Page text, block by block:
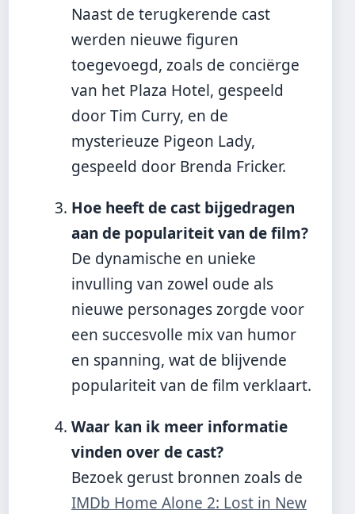
Naast de terugkerende cast
werden nieuwe figuren
toegevoegd, zoals de conciërge
van het Plaza Hotel, gespeeld
door Tim Curry, en de
mysterieuze Pigeon Lady,
gespeeld door Brenda Fricker.
Hoe heeft de cast bijgedragen
aan de populariteit van de film?
De dynamische en unieke
invulling van zowel oude als
nieuwe personages zorgde voor
een succesvolle mix van humor
en spanning, wat de blijvende
populariteit van de film verklaart.
Waar kan ik meer informatie
vinden over de cast?
Bezoek gerust bronnen zoals de
IMDb Home Alone 2: Lost in New